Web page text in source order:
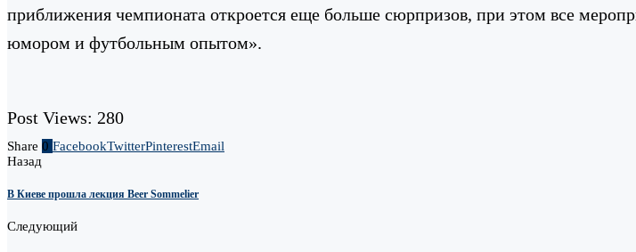
приближения чемпионата откроется еще больше сюрпризов, при этом все
юмором и футбольным опытом».
Post Views: 280
Share 0 FacebookTwitterPinterestEmail
Назад
В Киеве прошла лекция Beer Sommelier
Следующий